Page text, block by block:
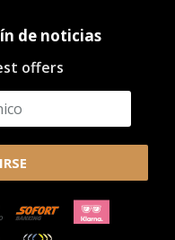
de noticias
offers